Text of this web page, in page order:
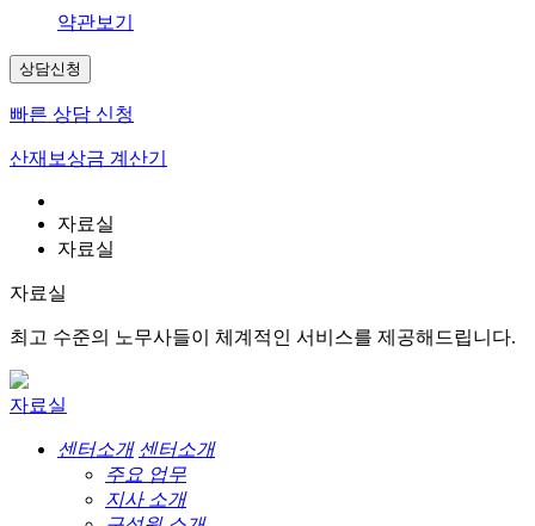
약관보기
상담신청
빠른 상담 신청
산재보상금 계산기
자료실
자료실
자료실
최고 수준의 노무사들이 체계적인 서비스를 제공해드립니다.
자료실
센터소개 센터소개
주요 업무
지사 소개